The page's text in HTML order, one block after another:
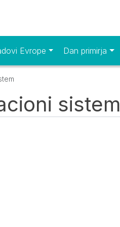
Evrope Dan primirja
sistem